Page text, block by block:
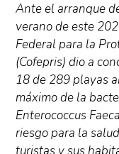
Ante el arranque
verano de este
Federal para la
(Cofepris) dio a
18 de 289 playas
máximo de la
Enterococcus
riesgo para la